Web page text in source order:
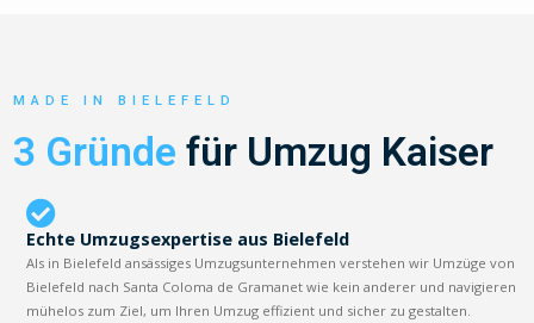
MADE IN BIELEFELD
3 Gründe für Umzug Kaiser
Echte Umzugsexpertise aus Bielefeld
Als in Bielefeld ansässiges Umzugsunternehmen verstehen wir Umzüge von
Bielefeld nach Santa Coloma de Gramanet wie kein anderer und navigieren
mühelos zum Ziel, um Ihren Umzug effizient und sicher zu gestalten.